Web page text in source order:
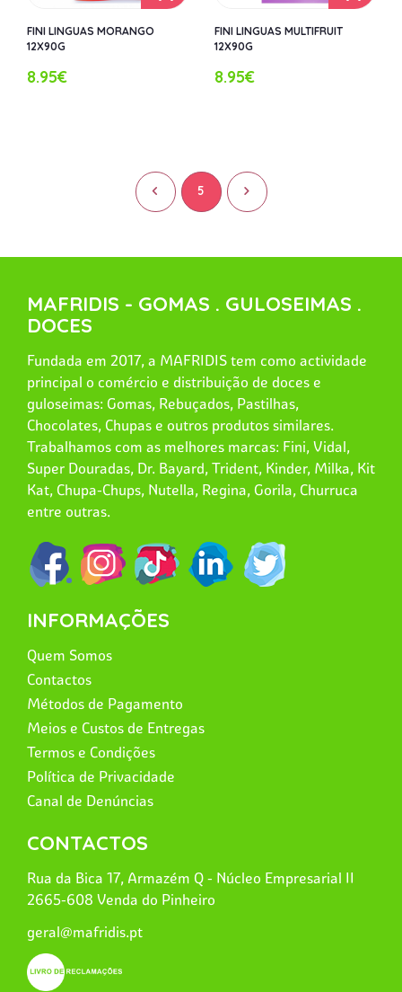
FINI LINGUAS MORANGO
12X90G
8.95€
FINI LINGUAS MULTIFRUIT
12X90G
8.95€
< 5 >
MAFRIDIS - GOMAS . GULOSEIMAS .
DOCES
Fundada em 2017, a MAFRIDIS tem como actividade
principal o comércio e distribuição de doces e
guloseimas: Gomas, Rebuçados, Pastilhas,
Chocolates, Chupas e outros produtos similares.
Trabalhamos com as melhores marcas: Fini, Vidal,
Super Douradas, Dr. Bayard, Trident, Kinder, Milka, Kit
Kat, Chupa-Chups, Nutella, Regina, Gorila, Churruca
entre outras.
INFORMAÇÕES
Quem Somos
Contactos
Métodos de Pagamento
Meios e Custos de Entregas
Termos e Condições
Política de Privacidade
Canal de Denúncias
CONTACTOS
Rua da Bica 17, Armazém Q - Núcleo Empresarial II
2665-608 Venda do Pinheiro
geral@mafridis.pt